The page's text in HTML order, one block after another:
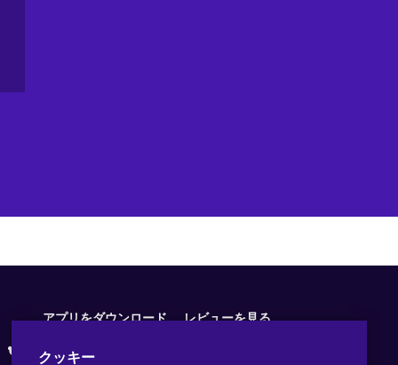
アプリをダウンロード レビューを見る
クッキー